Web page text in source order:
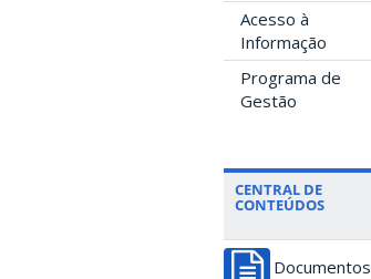
Acesso à
Informação
Programa de
Gestão
CENTRAL DE
CONTEÚDOS
Documentos